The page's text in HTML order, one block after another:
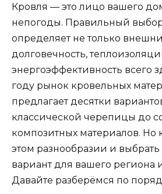
Кровля — это лицо вашего
непогоды. Правильный
определяет не только
долговечность,
энергоэффективность всего
году рынок кровельных
предлагает десятки
классической черепицы до
композитных материалов. Но
этом разнообразии и
вариант для вашего региона
Давайте разберёмся по